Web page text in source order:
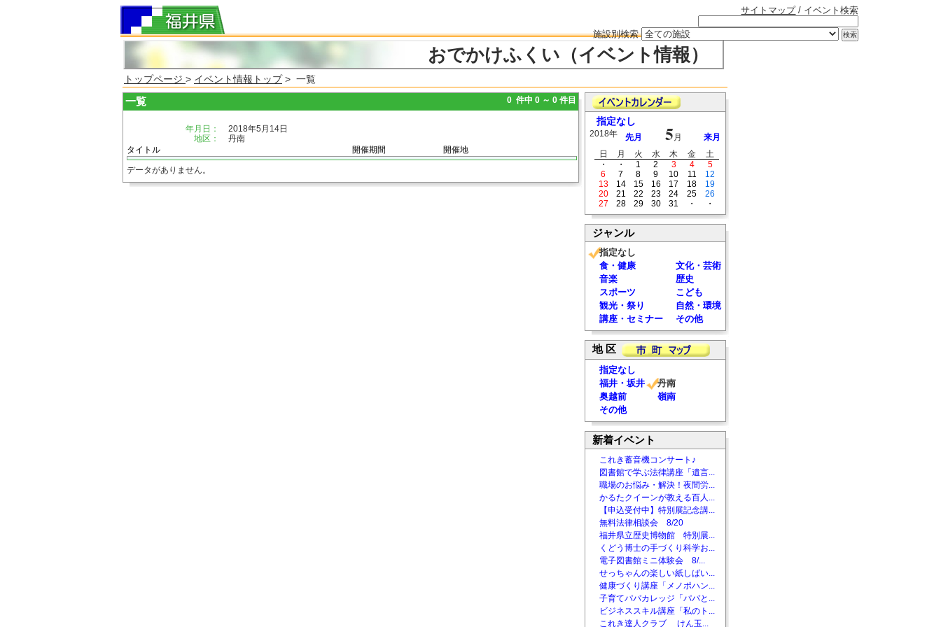
サイトマップ/ イベント検索
施設別検索
おでかけふくい（イベント情報）
トップページ > イベント情報トップ> 一覧
一覧 0 件中 0 ～ 0 件目
年月日：
2018年5月14日
地区：
丹南
タイトル
開催期間 開催地
データがありません。
指定なし
2018年 先月 5 月
来月
日
月 火 水 木 金
土
・
・ 1 2 3 4
5
6
7 8 9 10 11
12
13
14 15 16 17 18
19
20
21 22 23 24 25
26
27
28 29 30 31 ・ ・
ジャンル
指定なし
食・健康
文化・芸術
音楽
歴史
スポーツ
こども
観光・祭り
自然・環境
講座・セミナー
その他
地 区
指定なし
福井・坂井
丹南
奥越前
嶺南
その他
新着イベント
これき蓄音機コンサート♪
図書館で学ぶ法律講座「遺言...
職場のお悩み・解決！夜間労...
かるたクイーンが教える百人...
【申込受付中】特別展記念講...
無料法律相談会 8/20
福井県立歴史博物館 特別展...
くどう博士の手づくり科学お...
電子図書館ミニ体験会 8/...
せっちゃんの楽しい紙しばい...
健康づくり講座「メノポハン...
子育てパパカレッジ「パパと...
ビジネススキル講座「私のト...
これき達人クラブ けん玉...